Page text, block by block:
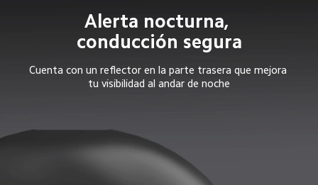
Alerta nocturna,
conducción segura
Cuenta con un reflector en la parte trasera que mejora
tu visibilidad al andar de noche